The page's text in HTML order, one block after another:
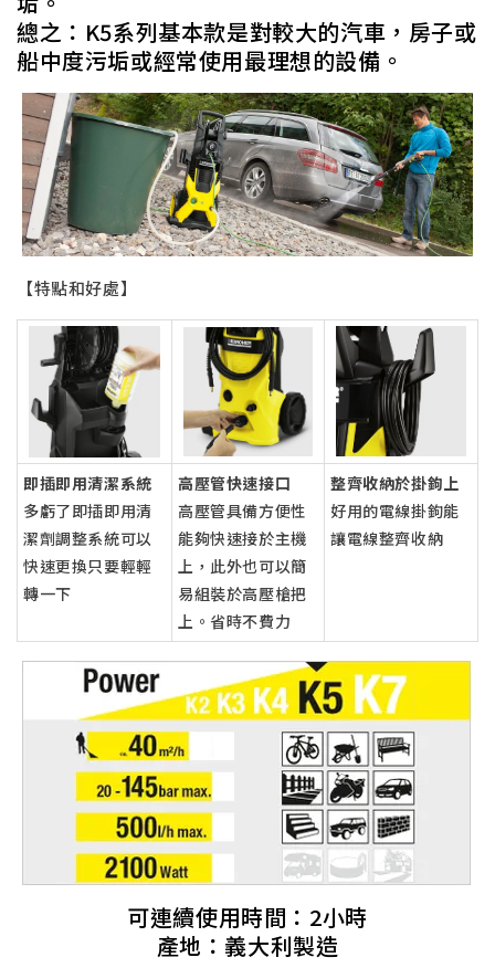
總之：K5系列基本款是對較大的汽車，房子或
船中度污垢或經常使用最理想的設備。
【特點和好處】
即插即用清潔系統
多虧了即插即用清
潔劑調整系統可以
快速更換只要輕輕
轉一下
高壓管快速接口
高壓管具備方便性
能夠快速接於主機
上，此外也可以簡
易組裝於高壓槍把
上。省時不費力
整齊收納於掛鉤上
好用的電線掛鉤能
讓電線整齊收納
可連續使用時間：2小時
產地：義大利製造